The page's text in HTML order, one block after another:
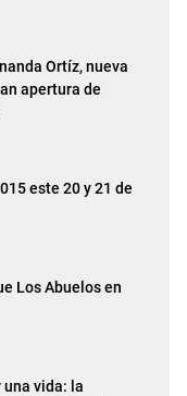
Ortíz, nueva
apertura de
este 20 y 21 de
Los Abuelos en
vida: la